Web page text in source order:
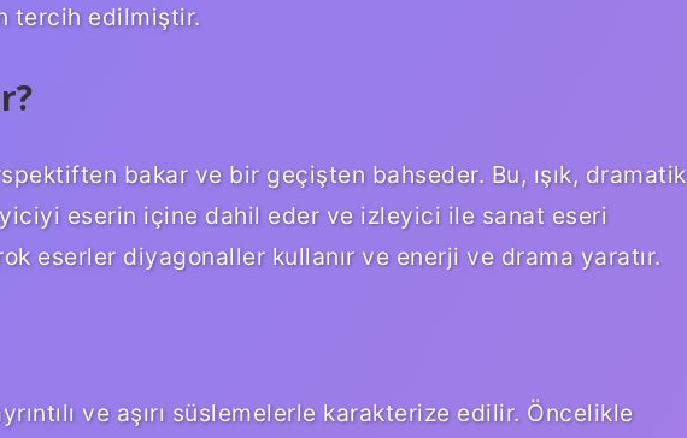
tercih edilmiştir.
bakar ve bir geçişten bahseder. Bu, ışık, dramatik
eserin içine dahil eder ve izleyici ile sanat eseri
eserler diyagonaller kullanır ve enerji ve drama yaratır.
ve aşırı süslemelerle karakterize edilir. Öncelikle